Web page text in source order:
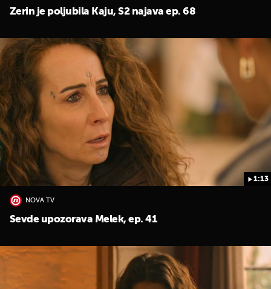
Zerin je poljubila Kaju, S2 najava ep. 68
1:13
NOVA TV
Sevde upozorava Melek, ep. 41